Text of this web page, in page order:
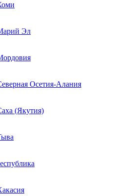
Эл
Осетия-Алания
(Якутия)